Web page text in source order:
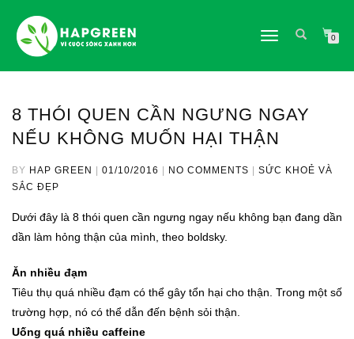
TOGGLE
0
8 THÓI QUEN CẦN NGƯNG NGAY
NẾU KHÔNG MUỐN HẠI THẬN
BY HAP GREEN 01/10/2016 NO COMMENTS
SỨC KHOẺ VÀ
SẮC ĐẸP
Dưới đây là 8 thói quen cần ngưng ngay nếu không bạn đang dần
dần làm hỏng thận của mình, theo boldsky.
Ăn nhiều đạm
Tiêu thụ quá nhiều đạm có thể gây tổn hại cho thận. Trong một số
trường hợp, nó có thể dẫn đến bệnh sỏi thận.
Uống quá nhiều caffeine